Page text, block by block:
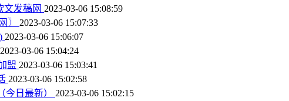
文发稿网 2023-03-06 15:08:59
〗 2023-03-06 15:07:33
2023-03-06 15:06:07
2023-03-06 15:04:24
盟 2023-03-06 15:03:41
2023-03-06 15:02:58
今日最新） 2023-03-06 15:02:15